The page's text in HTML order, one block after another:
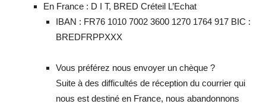
En France : D I T, BRED Créteil L’Echat
IBAN : FR76 1010 7002 3600 1270 1764 917 BIC :
BREDFRPPXXX
Vous préférez nous envoyer un chèque ?
Suite à des difficultés de réception du courrier qui
nous est destiné en France, nous abandonnons